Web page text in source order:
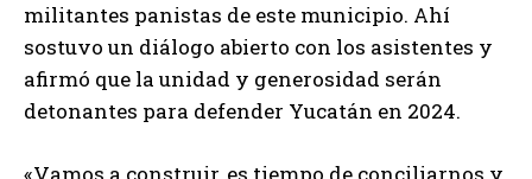
militantes panistas de este municipio. Ahí
sostuvo un diálogo abierto con los asistentes y
afirmó que la unidad y generosidad serán
detonantes para defender Yucatán en 2024.